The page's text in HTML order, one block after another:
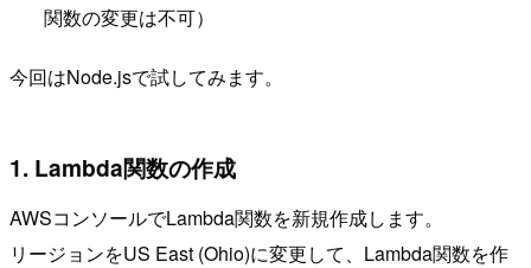
関数の変更は不可）
今回はNode.jsで試してみます。
1. Lambda関数の作成
AWSコンソールでLambda関数を新規作成します。
リージョンをUS East (Ohio)に変更して、Lambda関数を作